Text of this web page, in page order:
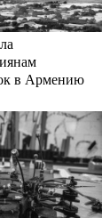
в Армению